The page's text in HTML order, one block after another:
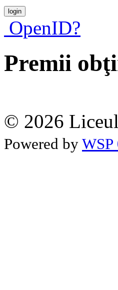
OpenID?
Premii
© 2026
Powered by WSP